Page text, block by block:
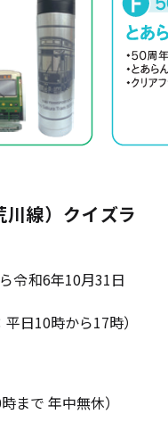
線）クイズラ
令和6年10月31日
日10時から17時）
まで 年中無休）